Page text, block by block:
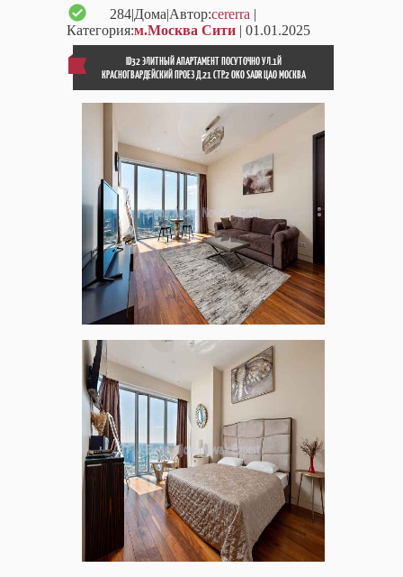
284|Дома|Автор:cererra |
Категория:м.Москва Сити | 01.01.2025
ID32 ЭЛИТНЫЙ АПАРТАМЕНТ ПОСУТОЧНО УЛ.1Й
КРАСНОГВАРДЕЙСКИЙ ПРОЕЗ Д.21 СТР.2 OKO SADR ЦАО МОСКВА